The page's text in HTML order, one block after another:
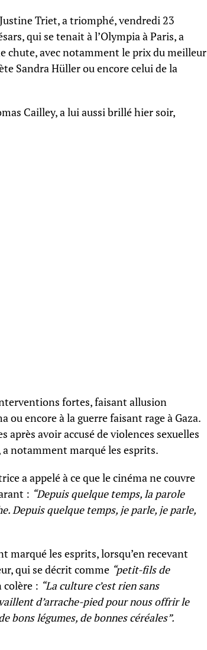
Triet, a triomphé, vendredi 23
qui se tenait à l’Olympia à Paris, a
chute, avec notamment le prix du meilleur
Sandra Hüller ou encore celui de la
Cailley, a lui aussi brillé hier soir,
fortes, faisant allusion
encore à la guerre faisant rage à Gaza.
après avoir accusé de violences sexuelles
notamment marqué les esprits.
a appelé à ce que le cinéma ne couvre
: “Depuis quelque temps, la parole
Depuis quelque temps, je parle, je parle,
marqué les esprits, lorsqu’en recevant
qui se décrit comme “petit-fils de
colère : “La culture c’est rien sans
d’arrache-pied pour nous offrir le
bons légumes, de bonnes céréales”.